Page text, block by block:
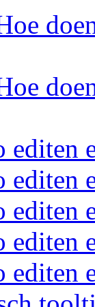
editen
editen
editen
editen
editen